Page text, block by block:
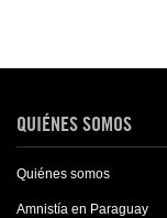
QUIÉNES SOMOS
Quiénes somos
Amnistía en Paraguay